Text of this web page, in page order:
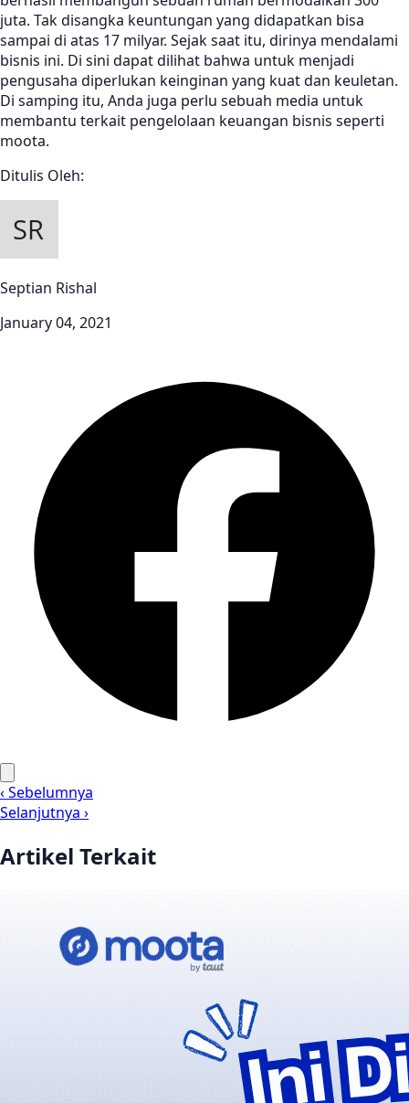
juta. Tak disangka keuntungan yang didapatkan bisa
sampai di atas 17 milyar. Sejak saat itu, dirinya mendalami
bisnis ini. Di sini dapat dilihat bahwa untuk menjadi
pengusaha diperlukan keinginan yang kuat dan keuletan.
Di samping itu, Anda juga perlu sebuah media untuk
membantu terkait pengelolaan keuangan bisnis seperti
moota.
Ditulis Oleh:
Septian Rishal
January 04, 2021
‹ Sebelumnya
Selanjutnya ›
Artikel Terkait